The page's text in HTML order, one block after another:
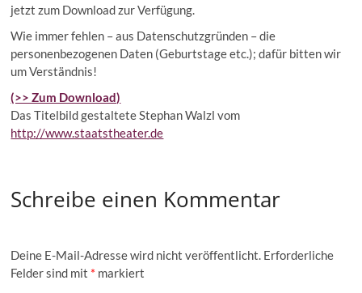
jetzt zum Download zur Verfügung.
Wie immer fehlen – aus Datenschutzgründen – die
personenbezogenen Daten (Geburtstage etc.); dafür bitten wir
um Verständnis!
(>> Zum Download)
Das Titelbild gestaltete Stephan Walzl vom
http://www.staatstheater.de
Schreibe einen Kommentar
Deine E-Mail-Adresse wird nicht veröffentlicht. Erforderliche
Felder sind mit * markiert